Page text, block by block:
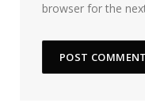
browser for the